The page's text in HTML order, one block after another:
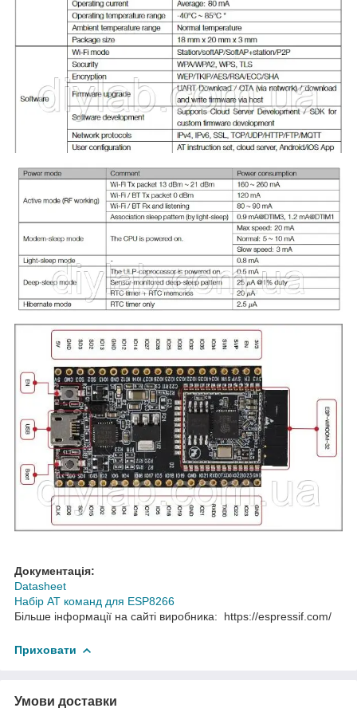
Документація:
Datasheet
Набір АТ команд для ESP8266
Більше інформації на сайті виробника: https://espressif.com/
Приховати
Умови доставки